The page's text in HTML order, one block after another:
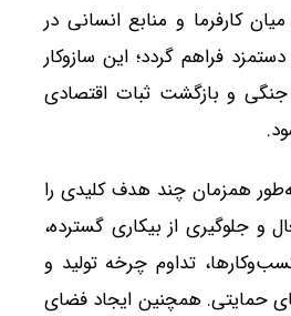
کارفرما و منابع انسانی در
فراهم گردد؛ این سازوکار
جنگی و بازگشت ثبات اقتصادی
همزمان چند هدف کلیدی را
و جلوگیری از بیکاری گسترده،
تداوم چرخه تولید و
حمایتی. همچنین ایجاد فضای